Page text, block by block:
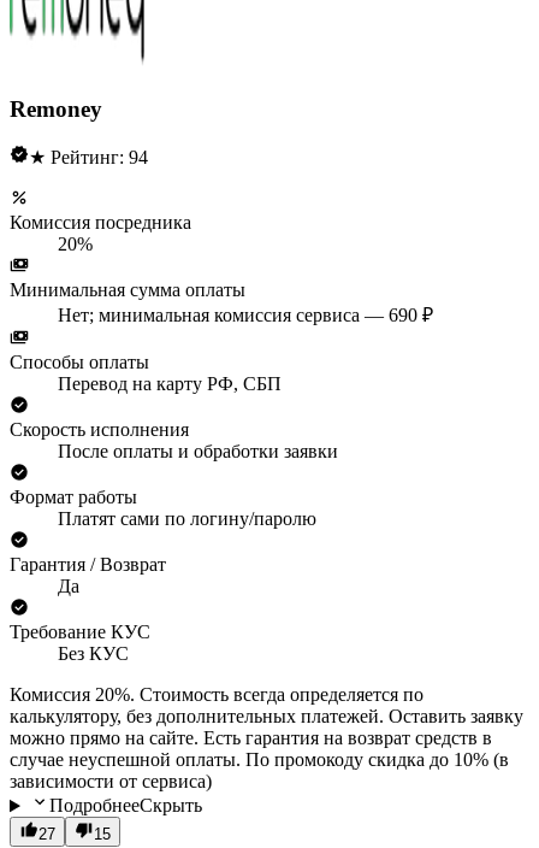
Remoney
★ Рейтинг: 94
Комиссия посредника
20%
Минимальная сумма оплаты
Нет; минимальная комиссия сервиса — 690 ₽
Способы оплаты
Перевод на карту РФ, СБП
Скорость исполнения
После оплаты и обработки заявки
Формат работы
Платят сами по логину/паролю
Гарантия / Возврат
Да
Требование КУС
Без КУС
Комиссия 20%. Стоимость всегда определяется по
калькулятору, без дополнительных платежей. Оставить заявку
можно прямо на сайте. Есть гарантия на возврат средств в
случае неуспешной оплаты. По промокоду скидка до 10% (в
зависимости от сервиса)
ПодробнееСкрыть
27 15